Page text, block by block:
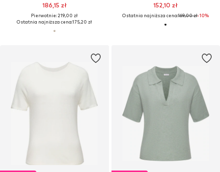
186,15 zł
Pierwotnie: 219,00 zł
Ostatnia najniższa cena:175,20 zł
152,10 zł
Ostatnia najniższa cena:169,00 zł-10%